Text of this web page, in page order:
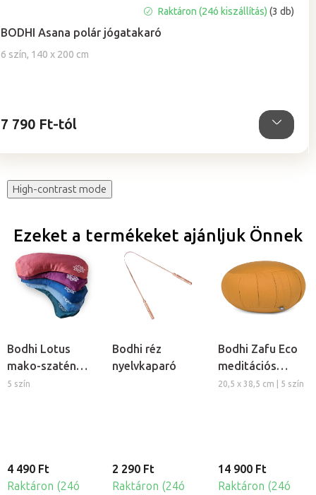
BODHI Asana polár jógatakaró
6 szín, 140 x 200 cm
átlagos
értékelése
Raktáron (24ó kiszállítás)(3 db)
7 790 Ft-tól
High-contrast mode
Ezeket a termékeket ajánljuk Önnek
Bodhi Lotus
mako-szatén
meditációs
5 szín
4 490 Ft
Raktáron (24ó
Bodhi réz
nyelvkaparó
2 290 Ft
Raktáron (24ó
Bodhi Zafu Eco
meditációs
ülőpárna
20,5 x 38,5 cm | 5 szín
14 900 Ft
Raktáron (24ó